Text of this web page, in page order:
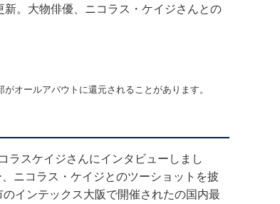
。大物俳優、ニコラス・ケイジさんとの
オールアバウトに還元されることがあります。
ラスケイジさんにインタビューしまし
ニコラス・ケイジとのツーショットを披
インテックス大阪で開催されたの国内最